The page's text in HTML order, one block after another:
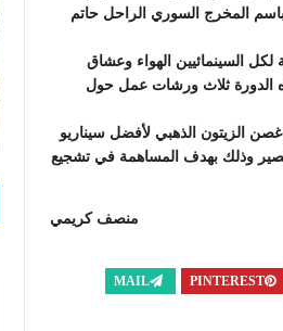
المخرج السوري الراحل حاتم
السينمائيين الهواء وعشاق
الدورة ثلاث ورشات عمل حول
غصن الزيتون الذهبي لأفضل سيناريو
قصير وذلك بهدف المساهمة في تشجيع
منصف كريمي
PINTEREST
MAIL
يقود رواده إلى الملتقيات
العمانية نموذجا